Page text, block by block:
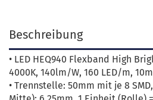
Beschreibung
• LED HEQ940 Flexband High
4000K, 140lm/W, 160 LED/m,
• Trennstelle: 50mm mit je 8